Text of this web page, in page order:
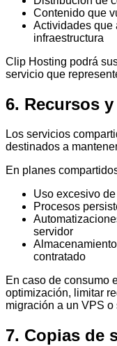
Contenido que
Actividades que
infraestructura
Clip Hosting podrá
servicio que
6. Recursos
Los servicios
destinados a
En planes
Uso excesivo
Procesos
servidor
contratado
En caso de consumo
optimización, limitar
migración a un VPS
7. Copias de